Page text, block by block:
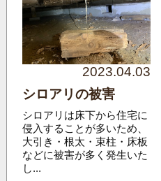
2023.04.03
シロアリの被害
シロアリは床下から住宅に
侵入することが多いため、
大引き・根太・束柱・床板
などに被害が多く発生いた
し...